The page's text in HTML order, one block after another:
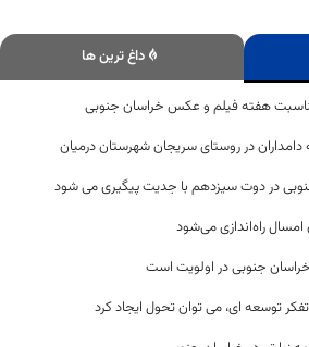
داغ ترین ها
هفته فیلم و عکس خراسان جنوبی
در دوت سیزدهم با جدیت پیگیری می شود
راه‌اندازی می‌شود
جنوبی در اولویت است
توسعه ای، می توان تحول ایجاد کرد